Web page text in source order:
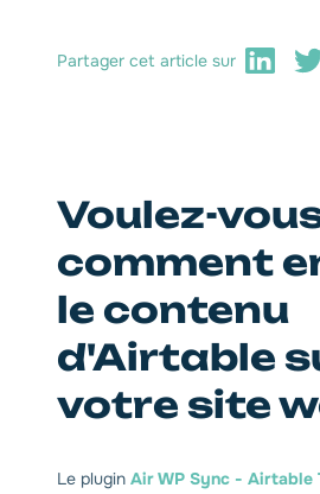
Partager cet article sur
Voulez-
comment
le contenu
d'Airtable
votre site
Le plugin Air WP Sync - Airtable